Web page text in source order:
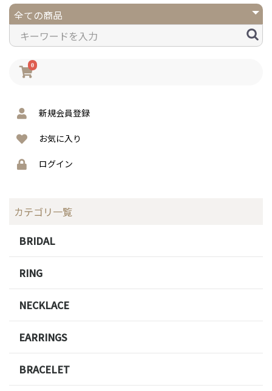
0
新規会員登録
お気に入り
ログイン
カテゴリ一覧
BRIDAL
RING
NECKLACE
EARRINGS
BRACELET